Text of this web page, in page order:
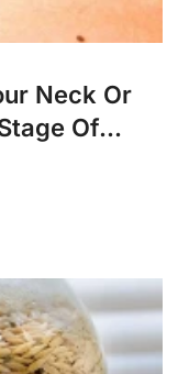
Neck Or
Of...